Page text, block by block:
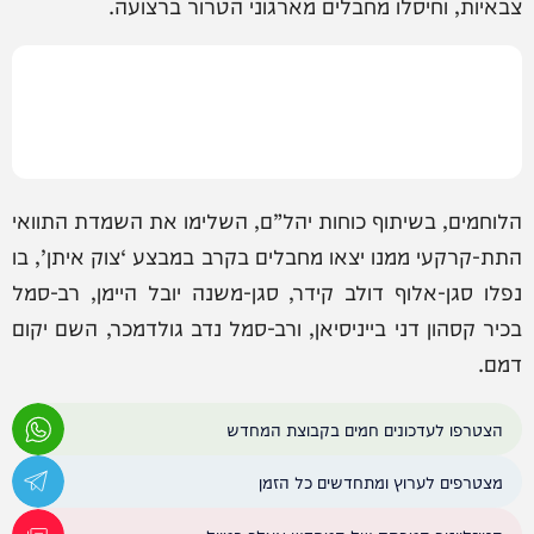
הלוחמים, בשיתוף כוחות יהל”ם, השלימו את השמדת התוואי
התת-קרקעי ממנו יצאו מחבלים בקרב במבצע ‘צוק איתן’, בו
נפלו סגן-אלוף דולב קידר, סגן-משנה יובל היימן, רב-סמל
בכיר קסהון דני בייניסיאן, ורב-סמל נדב גולדמכר, השם יקום
דמם.
הצטרפו לעדכונים חמים בקבוצת המחדש
מצטרפים לערוץ ומתחדשים כל הזמן